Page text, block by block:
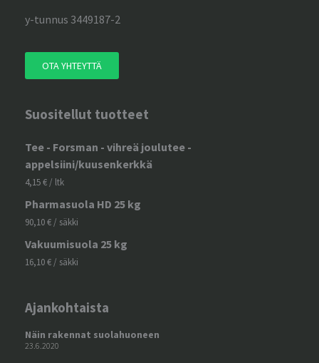
y-tunnus 3449187-2
OTA YHTEYTTÄ
Suositellut tuotteet
Tee - Forsman - vihreä joulutee -
appelsiini/kuusenkerkkä
4,15€ / ltk
Pharmasuola HD 25 kg
90,10€ / säkki
Vakuumisuola 25 kg
16,10€ / säkki
Ajankohtaista
Näin rakennat suolahuoneen
23.6.2020